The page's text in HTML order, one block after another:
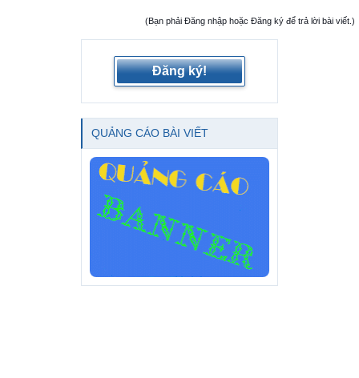
(Bạn phải Đăng nhập hoặc Đăng ký để trả lời bài viết.)
Đăng ký!
QUẢNG CÁO BÀI VIẾT